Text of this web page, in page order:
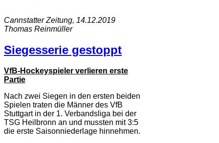
Cannstatter Zeitung, 14.12.2019
Thomas Reinmüller
Siegesserie gestoppt
VfB-Hockeyspieler verlieren erste
Partie
Nach zwei Siegen in den ersten beiden
Spielen traten die Männer des VfB
Stuttgart in der 1. Verbandsliga bei der
TSG Heilbronn an und mussten mit 3:5
die erste Saisonniederlage hinnehmen.